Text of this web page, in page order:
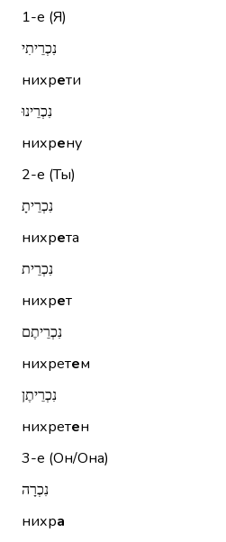
1-е (Я)
נִכְרֵיתִי
нихрети
נִכְרֵינוּ
нихрену
2-е (Ты)
נִכְרֵיתָ
нихрета
נִכְרֵית
нихрет
נִכְרֵיתֶם
нихретем
נִכְרֵיתֶן
нихретен
3-е (Он/Она)
נִכְרָה
нихра